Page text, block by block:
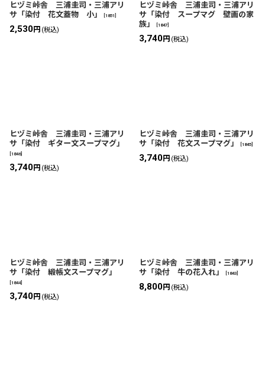
ヒヅミ峠舎 三浦圭司・三浦アリ
サ「染付 花文蓋物 小」
1851
2,530円 (税込)
ヒヅミ峠舎 三浦圭司・三浦アリ
サ「染付 スープマグ 壁画の家
族」
1847
3,740円 (税込)
ヒヅミ峠舎 三浦圭司・三浦アリ
サ「染付 ギター文スープマグ」
1846]
3,740円 (税込)
ヒヅミ峠舎 三浦圭司・三浦アリ
サ「染付 花文スープマグ」
1845
3,740円 (税込)
ヒヅミ峠舎 三浦圭司・三浦アリ
サ「染付 緞帳文スープマグ」
1844]
3,740円 (税込)
ヒヅミ峠舎 三浦圭司・三浦アリ
サ「染付 牛の花入れ」
1843
8,800円 (税込)